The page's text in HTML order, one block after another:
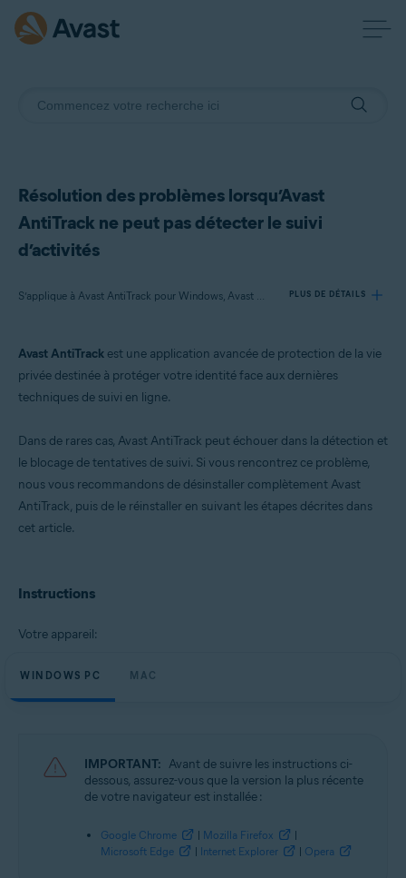
Résolution des problèmes lorsqu’Avast
AntiTrack ne peut pas détecter le suivi
d’activités
S’applique à Avast AntiTrack pour Windows, Avast AntiTrack pour Mac PLUS DE DÉTAILS
Avast AntiTrack pour Mac 1.x
Systèmes d'exploitation:
Microsoft Windows 11 Famille/Pro/Entreprise/Éducation
Microsoft Windows 10 Famille/Pro/Entreprise/Éducation (32/64 bits)
Microsoft Windows 8.1/Professionnel/Entreprise (32/64 bits)
Microsoft Windows 7 Édition Familiale Basique/Édition Familiale
Apple macOS 12.x (Monterey)
Apple macOS 10.15.x (Catalina)
Apple macOS 10.12.x (Sierra)
Apple Mac OS X 10.11.x (El Capitan)
Avast AntiTrack est une application avancée de protection de la vie
privée destinée à protéger votre identité face aux dernières
techniques de suivi en ligne.
Dans de rares cas, Avast AntiTrack peut échouer dans la détection et
le blocage de tentatives de suivi. Si vous rencontrez ce problème,
nous vous recommandons de désinstaller complètement Avast
AntiTrack, puis de le réinstaller en suivant les étapes décrites dans
cet article.
Instructions
Votre appareil:
WINDOWS PC MAC
IMPORTANT: Avant de suivre les instructions ci-
dessous, assurez-vous que la version la plus récente
de votre navigateur est installée :
Google Chrome | Mozilla Firefox
|
Microsoft Edge
| Internet Explorer | Opera